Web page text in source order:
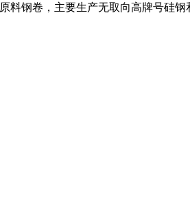
钢卷，主要生产无取向高牌号硅